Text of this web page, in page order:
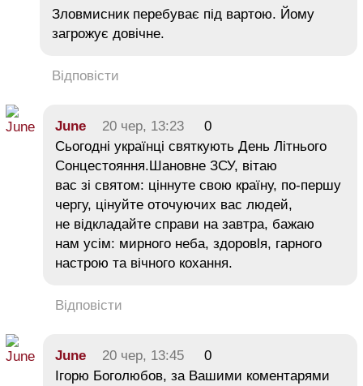
Зловмисник перебуває під вартою. Йому
загрожує довічне.
Відповісти
June 20 чер, 13:23
0
Сьогодні українці святкують День Літнього
Сонцестояння.Шановне ЗСУ, вітаю
вас зі святом: ціннуте свою країну, по-першу
чергу, цінуйте оточуючих вас людей,
не відкладайте справи на завтра, бажаю
нам усім: мирного неба, здоровlя, гарного
настрою та вічного кохання.
Відповісти
June 20 чер, 13:45
0
Ігорю Боголюбов, за Вашими коментарями